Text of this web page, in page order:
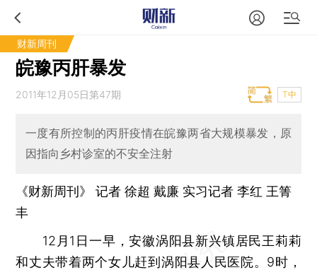
财新周刊
皖豫丙肝暴发
2011年12月05日第47期 T中
一度有所控制的丙肝疫情在皖豫两省大规模暴发，原
因指向乡村诊室的不安全注射
《财新周刊》 记者 徐超 戴廉 实习记者 李红 王箐
丰
12月1日一早，安徽涡阳县新兴镇居民王莉莉
和丈夫带着两个女儿赶到涡阳县人民医院。9时，